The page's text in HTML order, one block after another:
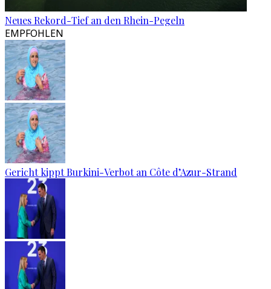
Neues Rekord-Tief an den Rhein-Pegeln
EMPFOHLEN
Gericht kippt Burkini-Verbot an Côte d’Azur-Strand